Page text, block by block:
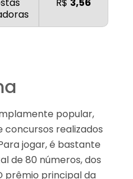
popular,
realizados
jogar, é bastante
de 80 números, dos
prêmio principal da